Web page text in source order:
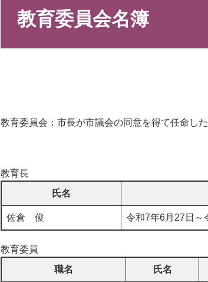
教育委員会名簿
教育委員会：市長が市議会の同意を得て任命し
教育長
氏名
佐倉 俊 令和7年6月27日～
教育委員
職名
氏名